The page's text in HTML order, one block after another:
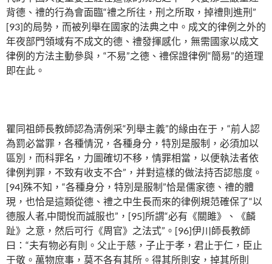
背德、禮的行為會面臨“禮之所往，刑之所取，掉禮則進刑”
[93]的局勢，而被列舉在國家的法典之中。成文的律例之外的
年夜部門領域有不成文的德、禮發揮感化，無需國家以成文
律例的方法主動參與，“不易”之德、禮保證律例“簡易”的道理
即在此。
瞿同祖師長教師認為清例采“列舉主義”的緣由在于，“前人認
為罰必當罪，各種情況，各種身分，特別是服制，必須加以
區別，而科罪名，力圖確切不移，情罪相當，以便執法者依
律例判罪，不致有收支不合”，并對這樣的做法持否認態度。
[94]殊不知，“各種身分，特別是服制”恰是儒家德、禮的體
現，也恰是這類從德、禮之中生長而來的律例規范確保了“以
德服人者,中間悅而誠服也”，[95]所謂“必有《關雎》、《麟
趾》之意，然后可行《周官》之法式”。[96]伊川師長教師
曰：“夫有物必有則。父止于慈，子止于孝，君止于仁，臣止
于敬。萬物庶事，莫不各有其所。得其所則安，掉其所則